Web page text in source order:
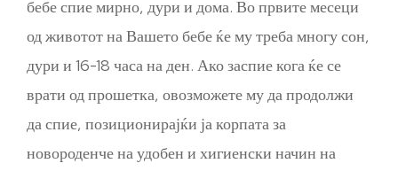
бебе спие мирно, дури и дома. Во првите месеци
од животот на Вашето бебе ќе му треба многу сон,
дури и 16-18 часа на ден. Ако заспие кога ќе се
врати од прошетка, овозможете му да продолжи
да спие, позиционирајќи ја корпата за
новороденче на удобен и хигиенски начин на